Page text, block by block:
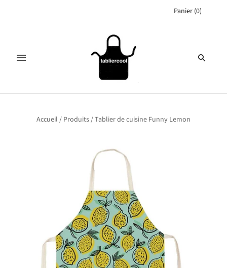
Panier (0)
Accueil / Produits/Tablier de cuisine Funny Lemon